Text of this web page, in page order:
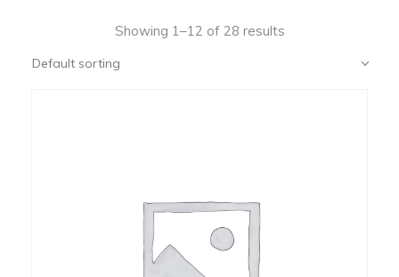
Showing 1–12 of 28 results
Default sorting